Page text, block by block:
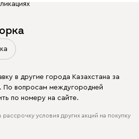
в другие города Казахстана за
По вопросам междугородней
по номеру на сайте.
условия других акций на покупку